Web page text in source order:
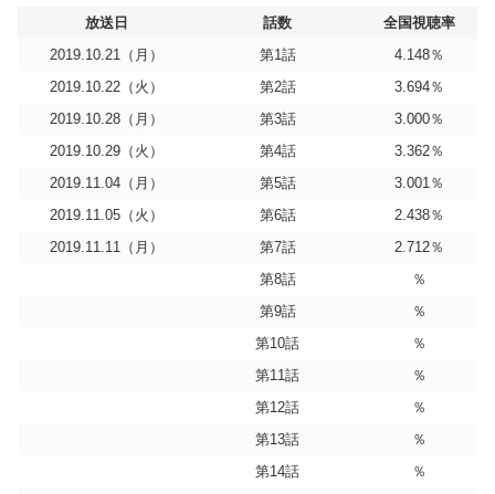
放送日 話数
全国視聴率
2019.10.21（月）
第1話
4.148％
2019.10.22（火）
第2話
3.694％
2019.10.28（月）
第3話
3.000％
2019.10.29（火）
第4話
3.362％
2019.11.04（月）
第5話
3.001％
2019.11.05（火）
第6話
2.438％
2019.11.11（月）
第7話
2.712％
第8話
％
第9話
％
第10話
％
第11話
％
第12話
％
第13話
％
第14話
％